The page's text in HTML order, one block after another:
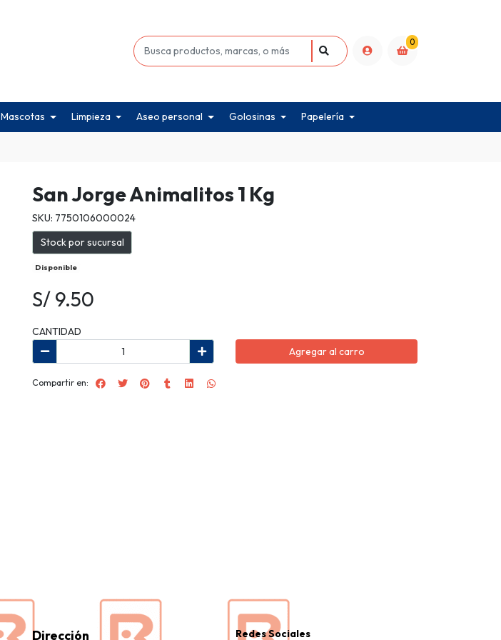
0
Mascotas Limpieza Aseo personal Golosinas Papelería
San Jorge Animalitos 1 Kg
SKU: 7750106000024
Stock por sucursal
Disponible
S/ 9.50
CANTIDAD
Agregar al carro
Compartir en:
Dirección Redes Sociales